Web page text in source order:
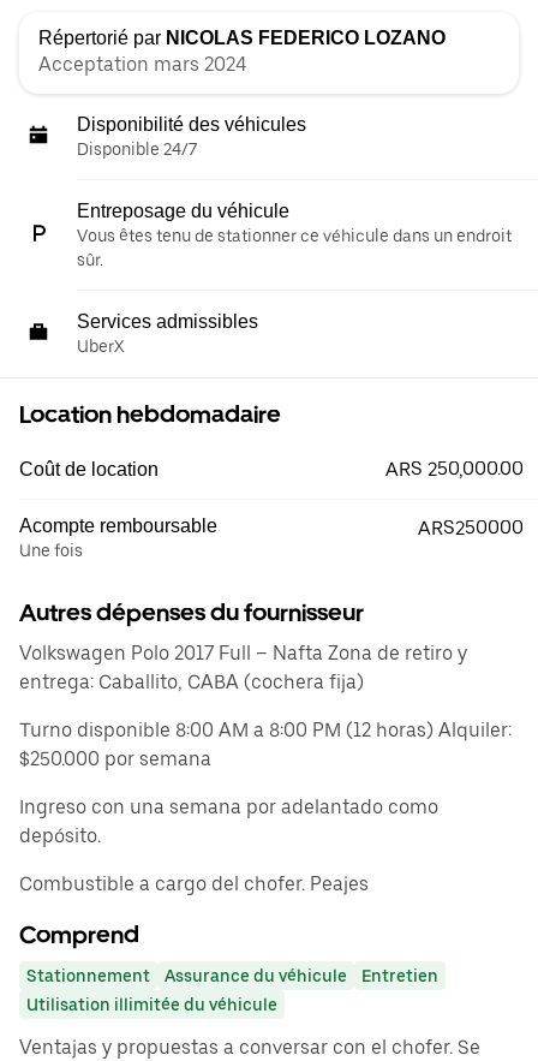
Répertorié par NICOLAS FEDERICO LOZANO
Acceptation mars 2024
Disponibilité des véhicules
Disponible 24/7
Entreposage du véhicule
Vous êtes tenu de stationner ce véhicule dans un endroit
sûr.
Services admissibles
UberX
Location hebdomadaire
Coût de location ARS 250,000.00
Acompte remboursable
Une fois
ARS250000
Autres dépenses du fournisseur
Volkswagen Polo 2017 Full – Nafta Zona de retiro y
entrega: Caballito, CABA (cochera fija)
Turno disponible 8:00 AM a 8:00 PM (12 horas) Alquiler:
$250.000 por semana
Ingreso con una semana por adelantado como
depósito.
Combustible a cargo del chofer. Peajes
Comprend
Stationnement Assurance du véhicule
Entretien
Utilisation illimitée du véhicule
Ventajas y propuestas a conversar con el chofer. Se